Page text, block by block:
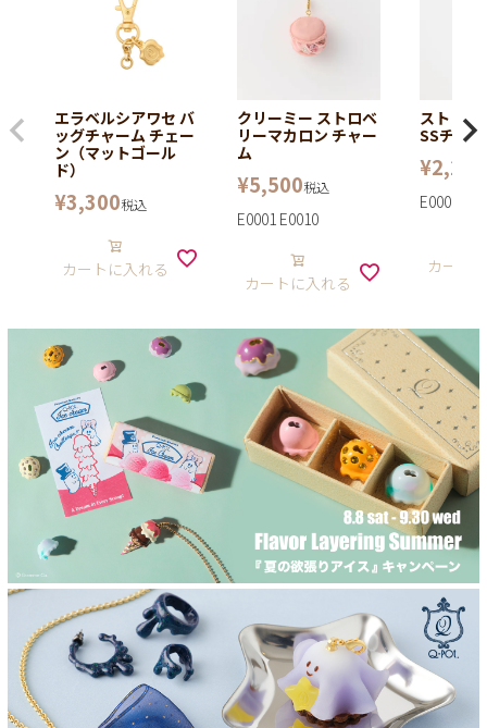
エラベルシアワセ バ
ッグチャーム チェー
ン（マットゴール
ド）
¥3,300税込
カートに入れる
クリーミー ストロベ
リーマカロン チャー
ム
¥5,500税込
E0001 E0010
カートに入れる
ストロベ
SSチャ
¥2,200
E0006
カート